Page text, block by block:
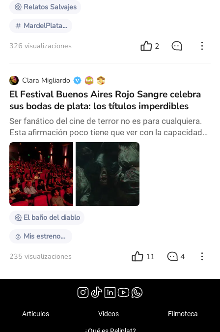
Relatos Salvajes
MardelPlataFF2024
326 visualizaciones 2
Clara Migliardo
El Festival Buenos Aires Rojo Sangre celebra
sus bodas de plata: los títulos imperdibles
Ser fanático del cine de terror no es para cualquiera.
Esta afirmación poco tiene que ver con la capacidad
de digerir más o menos “cantidad” de miedo, sino con
el requisito mínimo para considerarse seguidor
acérrimo de un género: estar al corriente de su
actualidad. Año a año, se estrenan miles de
producciones en el tema, de las cuales el espectador
promedio solo llega a ver una pequeña cantidad.
El baño del diablo
Mis estrenos favoritos de noviembre
235 visualizaciones 11 4
Artículos Videos Filmoteca